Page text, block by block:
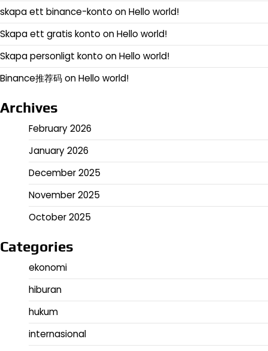
skapa ett binance-konto onHello world!
Skapa ett gratis konto onHello world!
Skapa personligt konto onHello world!
Binance推荐码onHello world!
Archives
February 2026
January 2026
December 2025
November 2025
October 2025
Categories
ekonomi
hiburan
hukum
internasional